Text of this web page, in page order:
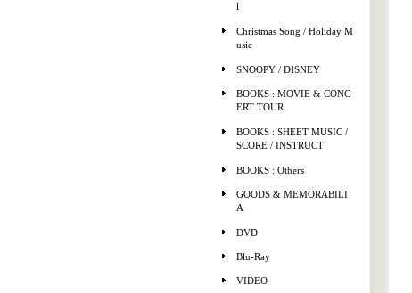
l
Christmas Song / Holiday M
usic
SNOOPY / DISNEY
BOOKS : MOVIE & CONC
ERT TOUR
BOOKS : SHEET MUSIC /
SCORE / INSTRUCT
BOOKS : Others
GOODS & MEMORABILI
A
DVD
Blu-Ray
VIDEO